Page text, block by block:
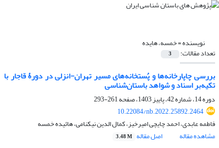
نویسنده =خمسه، هایده
تعداد مقالات: 3
بررسی چاپارخانه‌ها و پُستخانه‌های مسیر تهران-انزلی در دورۀ قاجار با
تکیه‌بر اسناد و شواهد باستان‌شناسی
دوره 14، شماره 42، پاییز 1403، صفحه
261-293
10.22084/nb.2022.25892.2464
فاطمه عابدی، احمد چایچی امیرخیز، کمال الدین نیکنامی، هائیده خمسه
مشاهده مقاله
اصل مقاله 3.48 M